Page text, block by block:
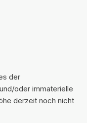
der
oder immaterielle
derzeit noch nicht